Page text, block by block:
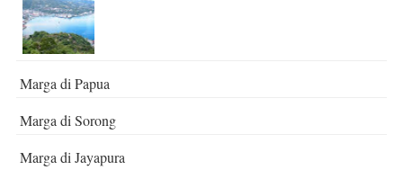
Marga di Papua
Marga di Sorong
Marga di Jayapura